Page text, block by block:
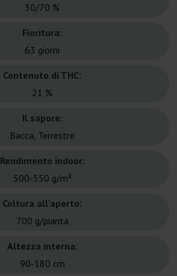
30/70 %
Fioritura:
63 giorni
Contenuto di THC:
21 %
Il sapore:
Bacca, Terrestre
Rendimento indoor:
500-550 g/m²
Coltura all'aperto:
700 g/pianta
Altezza interna:
90-180 cm